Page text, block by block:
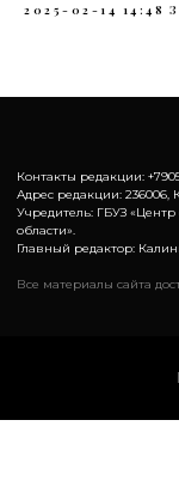
2025-02-14 14:48
Контакты редакции:
Адрес редакции: 236006,
Учредитель: ГБУЗ
области».
Главный редактор:
Все материалы сайта